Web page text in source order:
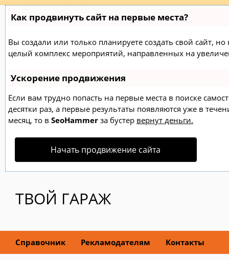
Как продвинуть сайт на первые места?
Вы создали или только планируете создать свой сайт,
целый комплекс мероприятий, направленных на
Ускорение продвижения
Если вам трудно попасть на первые места в поиске
десятки раз, а первые результаты появляются уже в
месяц, то в SeoHammer за бустер вернут деньги.
Начать продвижение сайта
ТВОЙ ГАРАЖ
Справочник Рекламодателям Контакты